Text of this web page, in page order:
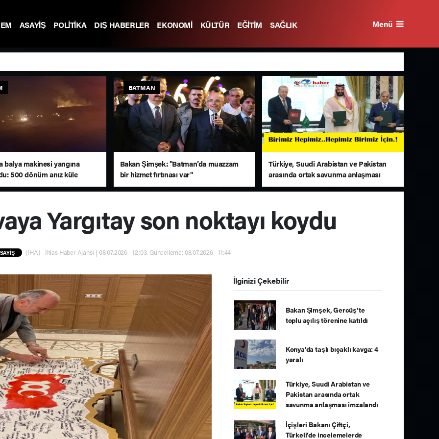
ASAYİŞ POLİTİKA DIŞ HABERLER EKONOMİ KÜLTÜR EĞİTİM SAĞLIK Menü
balya makinesi yangına
500 dönüm anız küle
BATMAN
Bakan Şimşek: "Batman’da muazzam
bir hizmet fırtınası var"
Türkiye, Suudi Arabistan ve Pakistan
arasında ortak savunma anlaşması
imzalandı
Yargıtay son noktayı koydu
(İHA) - İhlas Haber Ajansı | 08.07.2026 - 12:03, Güncelleme: 08.07.2026 - 11:44
İlginizi Çekebilir
Bakan Şimşek, Gercüş’te
toplu açılış törenine katıldı
Konya’da taşlı bıçaklı kavga: 4
yaralı
Türkiye, Suudi Arabistan ve
Pakistan arasında ortak
savunma anlaşması imzalandı
İçişleri Bakanı Çiftçi,
Türkeli’de incelemelerde